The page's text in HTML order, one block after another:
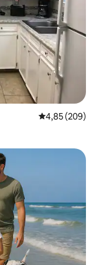
Gemiddelde
4,85 (209)